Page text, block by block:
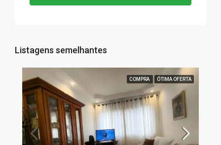
Listagens semelhantes
COMPRA ÓTIMA OFERTA